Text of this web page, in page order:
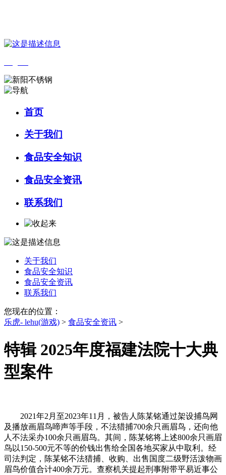
首页
关于我们
食品安全知识
食品安全资讯
联系我们
关于我们
食品安全知识
食品安全资讯
联系我们
您现在的位置：
乐虎- lehu(游戏) > 食品安全资讯 >
特辑 2025年度福建法院十大典
型案件
2021年2月至2023年11月，被告人陈某铭通过架设捕鸟网
及播放画眉鸟啼声等手段，不法猎捕700余只画眉鸟，还向他
人不法采办100余只画眉鸟。其间，陈某铭将上述800余只画眉
鸟以150-500元不等的价钱出售给全国各地买家从中取利。经
司法判定，陈某铭不法猎捕、收购、出售国度二级野活泼物画
眉鸟价值合计400余万元。查察机关提起刑事附带平易近事公